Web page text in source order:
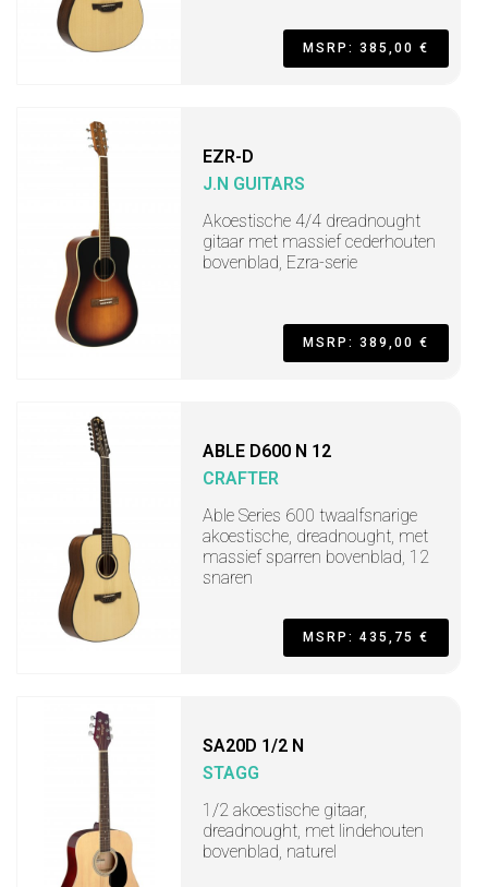
MSRP: 385,00 €
EZR-D
J.N GUITARS
Akoestische 4/4 dreadnought
gitaar met massief cederhouten
bovenblad, Ezra-serie
MSRP: 389,00 €
ABLE D600 N 12
CRAFTER
Able Series 600 twaalfsnarige
akoestische, dreadnought, met
massief sparren bovenblad, 12
snaren
MSRP: 435,75 €
SA20D 1/2 N
STAGG
1/2 akoestische gitaar,
dreadnought, met lindehouten
bovenblad, naturel